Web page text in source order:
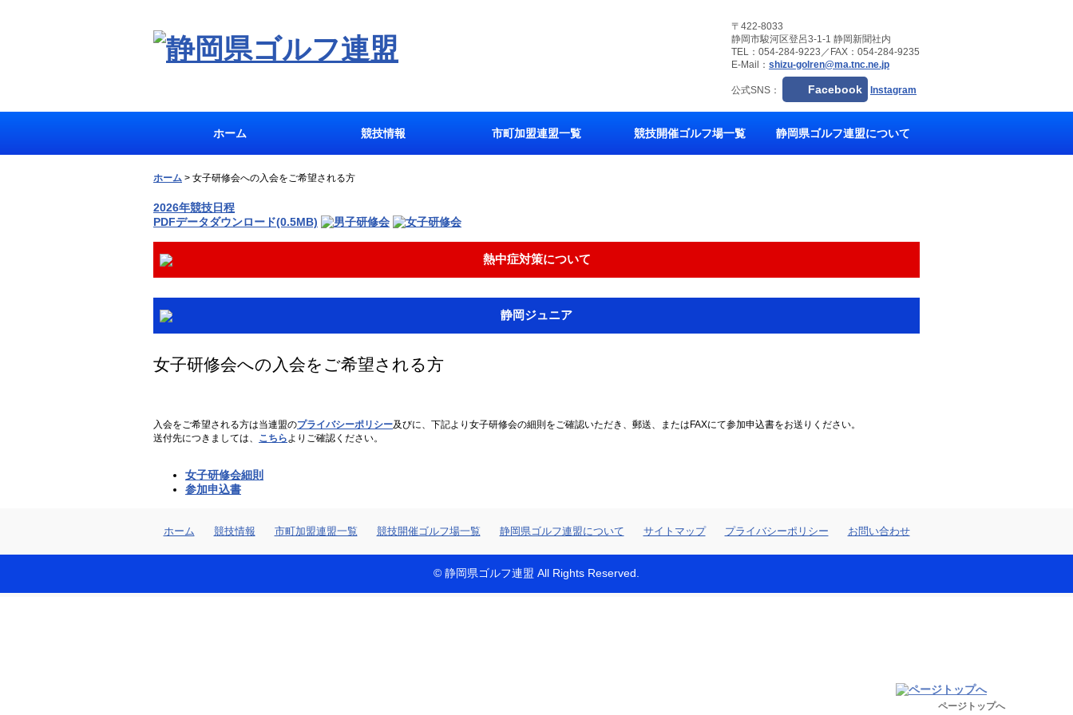
〒422-8033
静岡市駿河区登呂3-1-1 静岡新聞社内
TEL：054-284-9223／FAX：054-284-9235
E-Mail： shizu-golren@ma.tnc.ne.jp
公式SNS： Facebook Instagram
ホーム 競技情報 市町加盟連盟一覧 競技開催ゴルフ場一覧 静岡県ゴルフ連盟について
ホーム > 女子研修会への入会をご希望される方
2026年競技日程
PDFデータダウンロード(0.5MB)
熱中症対策について
静岡ジュニア
女子研修会への入会をご希望される方
入会をご希望される方は当連盟のプライバシーポリシー及びに、下記より女子研修会の細則をご確認いただき、郵送、またはFAXにて参加申込書をお送りください。
送付先につきましては、 こちらよりご確認ください。
女子研修会細則
参加申込書
ホーム 競技情報 市町加盟連盟一覧 競技開催ゴルフ場一覧 静岡県ゴルフ連盟について サイトマップ プライバシーポリシー お問い合わせ
© 静岡県ゴルフ連盟 All Rights Reserved.
ページトップへ